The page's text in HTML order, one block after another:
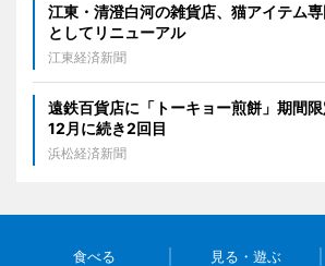
江東・清澄白河の雑貨店、猫アイテム専
としてリニューアル
江東経済新聞
遠鉄百貨店に「トーキョー煎餅」期間
12月に続き2回目
浜松経済新聞
食べる 見る・遊ぶ